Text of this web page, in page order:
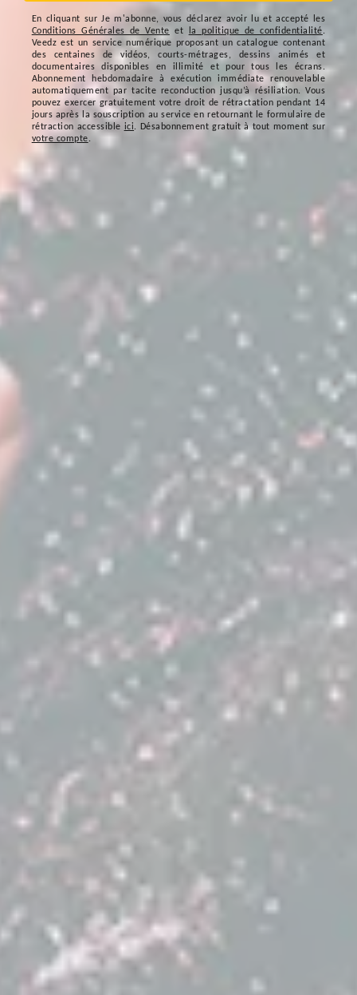
En cliquant surJe m'abonne, vous déclarez avoir lu et accepté les
Conditions Générales de Vente et la politique de confidentialité.
Veedz est un service numérique proposant un catalogue contenant
des centaines de vidéos, courts-métrages, dessins animés et
documentaires disponibles en illimité et pour tous les écrans.
Abonnement hebdomadaire à exécution immédiate renouvelable
automatiquement par tacite reconduction jusqu’à résiliation. Vous
pouvez exercer gratuitement votre droit de rétractation pendant 14
jours après la souscription au service en retournant le formulaire de
rétraction accessible ici. Désabonnement gratuit à tout moment sur
votre compte.